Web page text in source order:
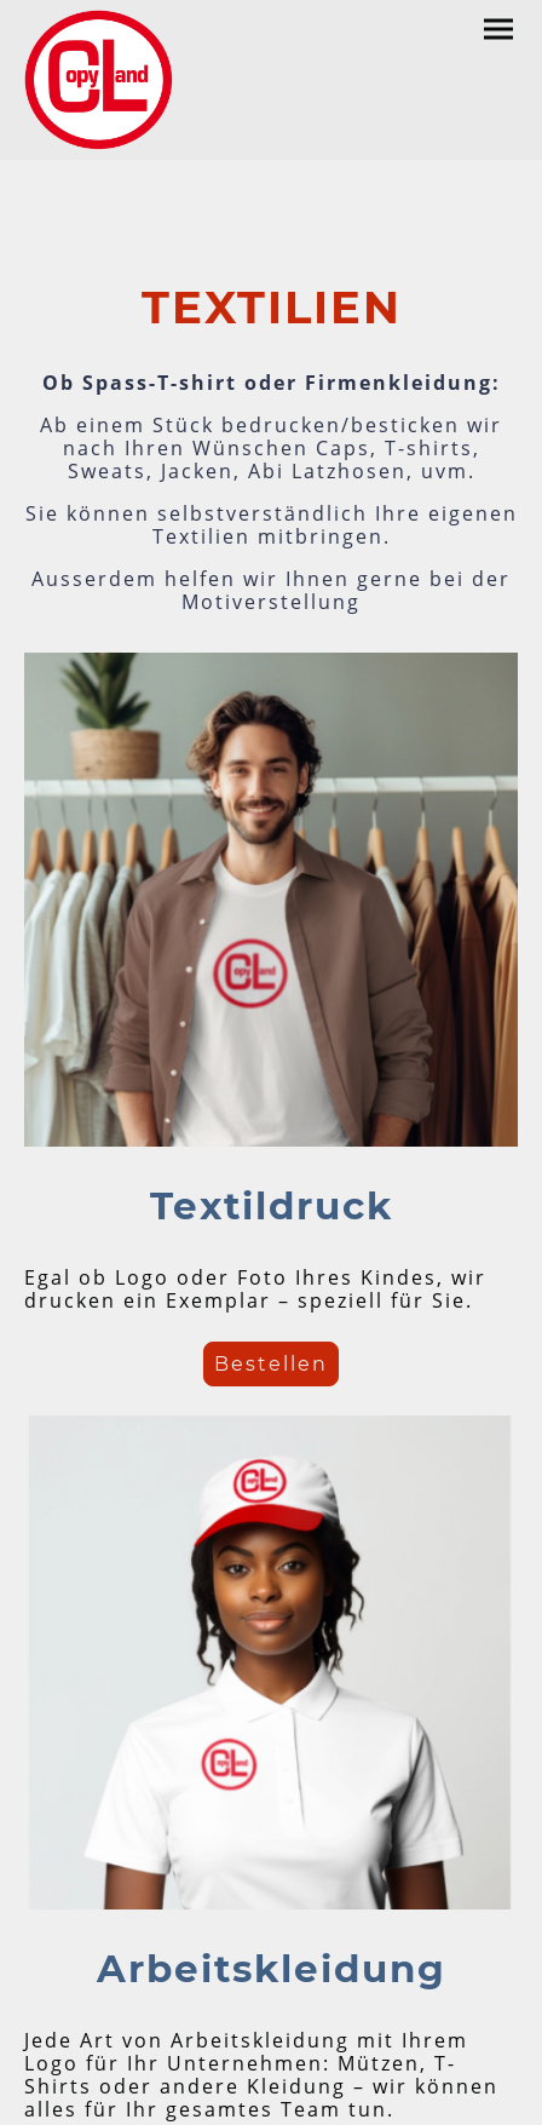
TEXTILIEN
Ob Spass-T-shirt oder Firmenkleidung:
Ab einem Stück bedrucken/besticken wir
nach Ihren Wünschen Caps, T-shirts,
Sweats, Jacken, Abi Latzhosen, uvm.
Sie können selbstverständlich Ihre eigenen
Textilien mitbringen.
Ausserdem helfen wir Ihnen gerne bei der
Motiverstellung
Textildruck
Egal ob Logo oder Foto Ihres Kindes, wir
drucken ein Exemplar – speziell für Sie.
Bestellen
Arbeitskleidung
Jede Art von Arbeitskleidung mit Ihrem
Logo für Ihr Unternehmen: Mützen, T-
Shirts oder andere Kleidung – wir können
alles für Ihr gesamtes Team tun.